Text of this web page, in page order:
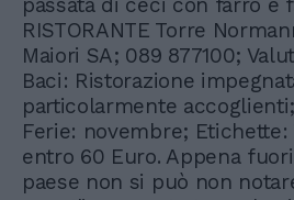
passata di ceci con farro e
RISTORANTE Torre
Maiori SA; 089 877100;
Baci: Ristorazione
particolarmente
Ferie: novembre; Etichette:
entro 60 Euro. Appena
paese non si può non